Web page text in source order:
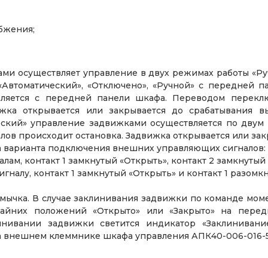
осуществляет управление в двух режимах работы
«Отключено», «Ручной» с
с передней панели шкафа. Переводом
открывается или закрывается до срабатывания
управление задвижками осуществляется по
происходит остановка. Задвижка открывается или
подключения внешних управляющих сигналов:
контакт 1 замкнутый «Открыть», контакт 2 замкнутый
контакт 1 замкнутый «Открыть» и контакт 1
В случае заклинивания задвижки по команде
положений «Открыто» или «Закрыто» на
задвижки светится индикатор
внешнем клеммнике шкафа управления АПК40-006-016-